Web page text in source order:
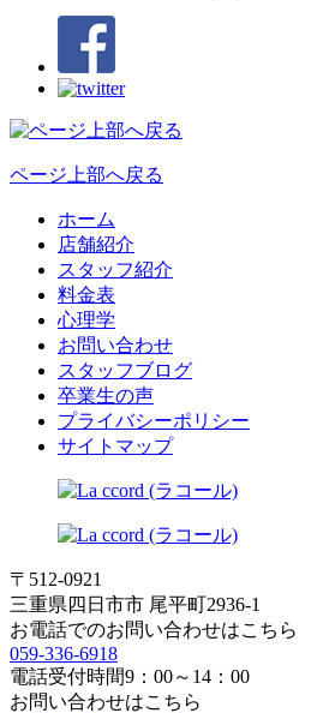
ページ上部へ戻る
ホーム
店舗紹介
スタッフ紹介
料金表
心理学
お問い合わせ
スタッフブログ
卒業生の声
プライバシーポリシー
サイトマップ
〒512-0921
三重県四日市市 尾平町2936-1
お電話でのお問い合わせはこちら
059-336-6918
電話受付時間9：00～14：00
お問い合わせはこちら